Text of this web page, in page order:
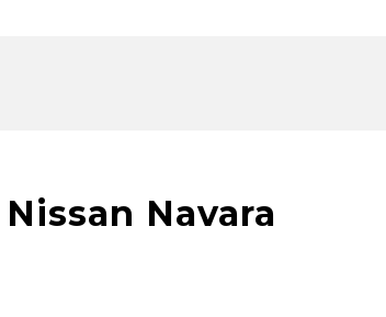
Navara